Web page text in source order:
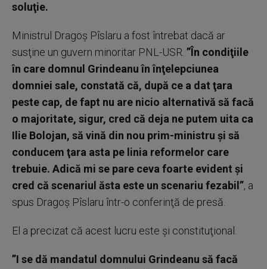
soluţie.
Ministrul Dragoş Pîslaru a fost întrebat dacă ar
susţine un guvern minoritar PNL-USR. ”În condiţiile
în care domnul Grindeanu în înţelepciunea
domniei sale, constată că, după ce a dat ţara
peste cap, de fapt nu are nicio alternativă să facă
o majoritate, sigur, cred că deja ne putem uita ca
Ilie Bolojan, să vină din nou prim-ministru şi să
conducem ţara asta pe linia reformelor care
trebuie. Adică mi se pare ceva foarte evident şi
cred că scenariul ăsta este un scenariu fezabil”, a
spus Dragoş Pîslaru într-o conferinţă de presă.
El a precizat că acest lucru este şi constituţional.
”I se dă mandatul domnului Grindeanu să facă